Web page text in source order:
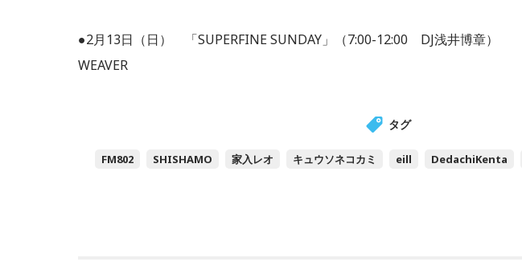
●2月13日（日） 「SUPERFINE SUNDAY」（7:00-12:00 DJ浅井博章）
WEAVER
タグ
FM802 SHISHAMO 家入レオ キュウソネコカミ eill DedachiKenta